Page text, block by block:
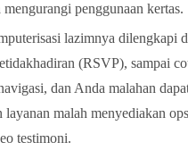
penggunaan kertas.
lazimnya dilengkapi
(RSVP), sampai
dan Anda malahan
layanan malah menyediakan
testimoni.